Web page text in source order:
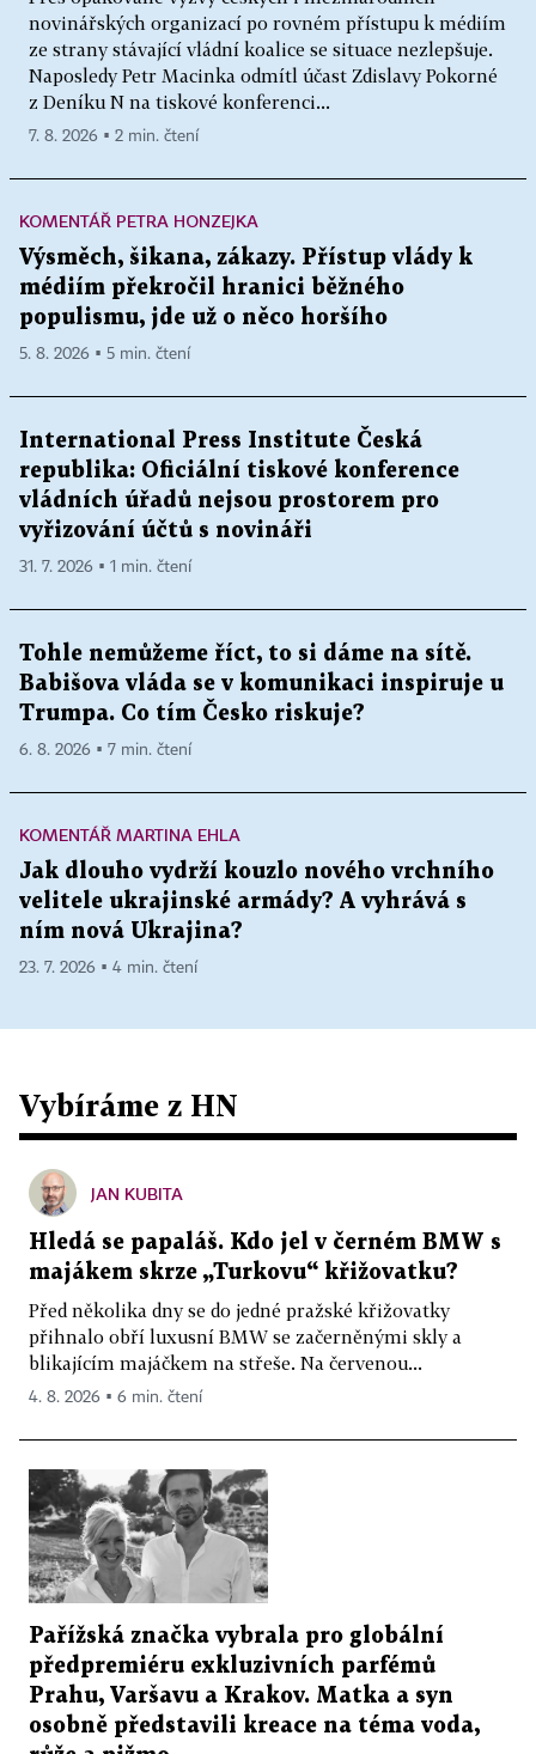
novinářských organizací po rovném přístupu k médiím
ze strany stávající vládní koalice se situace nezlepšuje.
Naposledy Petr Macinka odmítl účast Zdislavy Pokorné
z Deníku N na tiskové konferenci...
7. 8. 2026 ▪ 2 min. čtení
KOMENTÁŘ PETRA HONZEJKA
Výsměch, šikana, zákazy. Přístup vlády k
médiím překročil hranici běžného
populismu, jde už o něco horšího
5. 8. 2026 ▪ 5 min. čtení
International Press Institute Česká
republika: Oficiální tiskové konference
vládních úřadů nejsou prostorem pro
vyřizování účtů s novináři
31. 7. 2026 ▪ 1 min. čtení
Tohle nemůžeme říct, to si dáme na sítě.
Babišova vláda se v komunikaci inspiruje u
Trumpa. Co tím Česko riskuje?
6. 8. 2026 ▪ 7 min. čtení
KOMENTÁŘ MARTINA EHLA
Jak dlouho vydrží kouzlo nového vrchního
velitele ukrajinské armády? A vyhrává s
ním nová Ukrajina?
23. 7. 2026 ▪ 4 min. čtení
Vybíráme z HN
JAN KUBITA
Hledá se papaláš. Kdo jel v černém BMW s
majákem skrze „Turkovu“ křižovatku?
Před několika dny se do jedné pražské křižovatky
přihnalo obří luxusní BMW se začerněnými skly a
blikajícím majáčkem na střeše. Na červenou...
4. 8. 2026 ▪ 6 min. čtení
Pařížská značka vybrala pro globální
předpremiéru exkluzivních parfémů
Prahu, Varšavu a Krakov. Matka a syn
osobně představili kreace na téma voda,